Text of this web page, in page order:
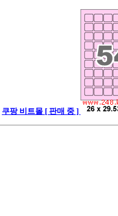
쿠팡 비트몰 [ 판매 중 ]